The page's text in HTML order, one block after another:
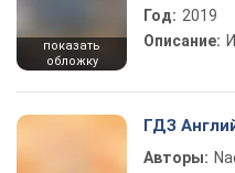
показать
обложку
Год: 2019
Описание:
ГДЗ
Авторы: